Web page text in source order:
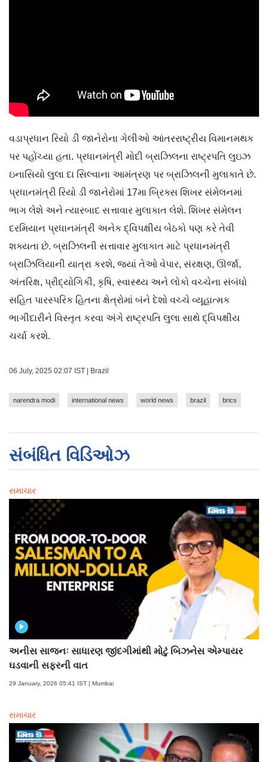
વડાપ્રધાન રિયો ડી જાનેરોના ગેલીઓ આંતરરાષ્ટ્રીય વિમાનમથક
પર પહોંચ્યા હતા. પ્રધાનમંત્રી મોદી બ્રાઝિલના રાષ્ટ્રપતિ લુઇઝ
ઇનાસિયો લુલા દા સિલ્વાના આમંત્રણ પર બ્રાઝિલની મુલાકાતે છે.
પ્રધાનમંત્રી રિયો ડી જાનેરોમાં 17મા બ્રિક્સ શિખર સંમેલનમાં
ભાગ લેશે અને ત્યારબાદ સત્તાવાર મુલાકાત લેશે. શિખર સંમેલન
દરમિયાન પ્રધાનમંત્રી અનેક દ્વિપક્ષીય બેઠકો પણ કરે તેવી
શક્યતા છે. બ્રાઝિલની સત્તાવાર મુલાકાત માટે પ્રધાનમંત્રી
બ્રાઝિલિયાની યાત્રા કરશે, જ્યાં તેઓ વેપાર, સંરક્ષણ, ઊર્જા,
અંતરિક્ષ, પ્રૌદ્યોગિકી, કૃષિ, સ્વાસ્થ્ય અને લોકો વચ્ચેના સંબંધો
સહિત પારસ્પરિક હિતના ક્ષેત્રોમાં બંને દેશો વચ્ચે વ્યૂહાત્મક
ભાગીદારીને વિસ્તૃત કરવા અંગે રાષ્ટ્રપતિ લુલા સાથે દ્વિપક્ષીય
ચર્ચા કરશે.
06 July, 2025 02:07 IST | Brazil
narendra modi international news world news brazil brics
સંબંધિત વિડિઓઝ
સમાચાર
અનીસ સાજનઃ સાધારણ જીંદગીમાંથી મોટું બિઝનેસ એમ્પાયર
ઘડવાની સફરની વાત
29 January, 2026 05:41 IST | Mumbai
સમાચાર